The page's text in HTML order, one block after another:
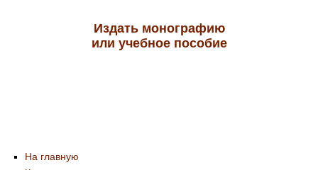
Издать монографию
или учебное пособие
На главную